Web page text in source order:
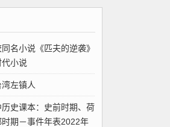
名小说《匹夫的逆袭》
小说
左镇人
史课本：史前时期、荷
期－事件年表2022年